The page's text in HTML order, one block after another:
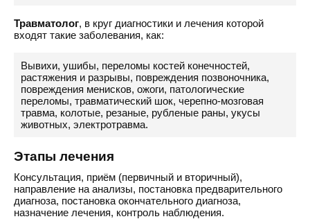
Травматолог, в круг диагностики и лечения которой
входят такие заболевания, как:
Вывихи, ушибы, переломы костей конечностей,
растяжения и разрывы, повреждения позвоночника,
повреждения менисков, ожоги, патологические
переломы, травматический шок, черепно-мозговая
травма, колотые, резаные, рубленые раны, укусы
животных, электротравма.
Этапы лечения
Консультация, приём (первичный и вторичный),
направление на анализы, постановка предварительного
диагноза, постановка окончательного диагноза,
назначение лечения, контроль наблюдения.